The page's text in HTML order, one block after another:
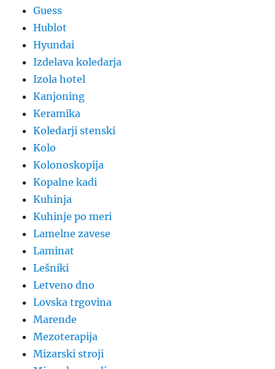
Guess
Hublot
Hyundai
Izdelava koledarja
Izola hotel
Kanjoning
Keramika
Koledarji stenski
Kolo
Kolonoskopija
Kopalne kadi
Kuhinja
Kuhinje po meri
Lamelne zavese
Laminat
Lešniki
Letveno dno
Lovska trgovina
Marende
Mezoterapija
Mizarski stroji